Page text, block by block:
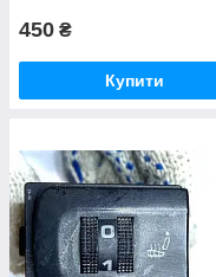
450 ₴
Купити